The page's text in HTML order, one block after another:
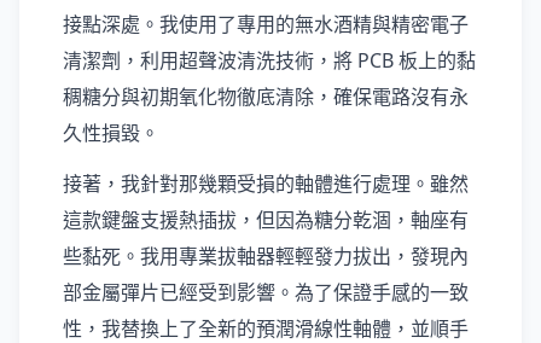
接點深處。我使用了專用的無水酒精與精密電子
清潔劑，利用超聲波清洗技術，將 PCB 板上的黏
稠糖分與初期氧化物徹底清除，確保電路沒有永
久性損毀。
接著，我針對那幾顆受損的軸體進行處理。雖然
這款鍵盤支援熱插拔，但因為糖分乾涸，軸座有
些黏死。我用專業拔軸器輕輕發力拔出，發現內
部金屬彈片已經受到影響。為了保證手感的一致
性，我替換上了全新的預潤滑線性軸體，並順手